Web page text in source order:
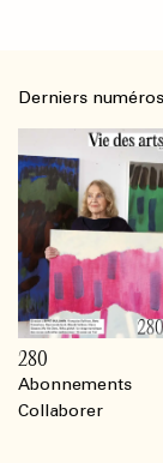
Abonnements
Collaborer
Derniers numéros
280